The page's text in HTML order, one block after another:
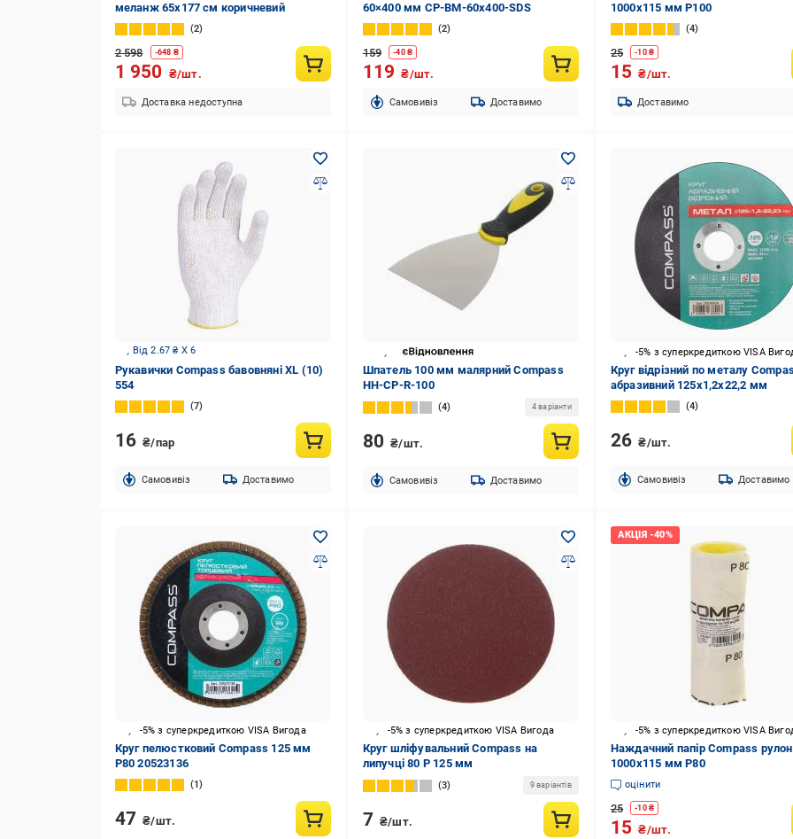
меланж 65x177 см коричневий
2
2 598 -648 ₴
1 950 ₴/шт.
Доставка недоступна
60×400 мм CP-BM-60x400-SDS
2
159 -40₴
119 ₴/шт.
Cамовивіз Доставимо
1000х115 мм Р100
4
25 -10₴
15 ₴/шт.
Доставимо
Від 2.67 ₴ X 6
Рукавички Compass бавовняні XL (10)
554
7
16 ₴/пар
Cамовивіз Доставимо
Шпатель 100 мм малярний Compass
HH-CP-R-100
4 4 варіанти
80 ₴/шт.
Cамовивіз Доставимо
-5% з суперкредиткою VISA
Круг відрізний по металу
абразивний 125x1,2x22,2 мм
4
26 ₴/шт.
Cамовивіз Доставимо
-5% з суперкредиткою VISA Вигода
Круг пелюстковий Compass 125 мм
P80 20523136
1
47 ₴/шт.
-5% з суперкредиткою VISA Вигода
Круг шліфувальний Compass на
липучці 80 Р 125 мм
3 9 варіантів
7 ₴/шт.
-5% з суперкредиткою VISA
Наждачний папір Compass рулон
1000х115 мм Р80
оцінити
25 -10₴
15 ₴/шт.